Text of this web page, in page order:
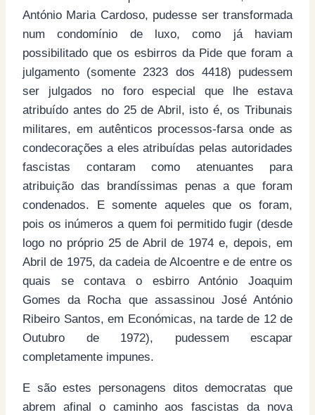
António Maria Cardoso, pudesse ser transformada
num condomínio de luxo, como já haviam
possibilitado que os esbirros da Pide que foram a
julgamento (somente 2323 dos 4418) pudessem
ser julgados no foro especial que lhe estava
atribuído antes do 25 de Abril, isto é, os Tribunais
militares, em autênticos processos-farsa onde as
condecorações a eles atribuídas pelas autoridades
fascistas contaram como atenuantes para
atribuição das brandíssimas penas a que foram
condenados. E somente aqueles que os foram,
pois os inúmeros a quem foi permitido fugir (desde
logo no próprio 25 de Abril de 1974 e, depois, em
Abril de 1975, da cadeia de Alcoentre e de entre os
quais se contava o esbirro António Joaquim
Gomes da Rocha que assassinou José António
Ribeiro Santos, em Económicas, na tarde de 12 de
Outubro de 1972), pudessem escapar
completamente impunes.
E são estes personagens ditos democratas que
abrem afinal o caminho aos fascistas da nova